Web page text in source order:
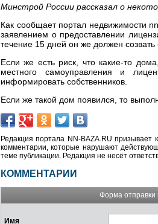
Минстрой России рассказал о
Как сообщает портал недвижимости
заявлением о предоставлении
течение 15 дней он же должен
Если же есть риск, что какие-то
местного самоуправления и
информировать собственников.
Если же такой дом появился, то
Редакция портала NN-BAZA.RU призывает
комментарии, которые нарушают
теме публикации. Редакция не несёт
КОММЕНТАРИИ
Форма отправки
Имя